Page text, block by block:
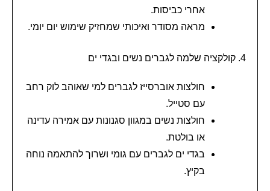
אחרי כביסות.
מראה מסודר ואיכותי שמחזיק שימוש יום יומי.
4. קולקציה שלמה לגברים נשים ובגדי ים
חולצות אוברסייז לגברים למי שאוהב לוק רחב
עם סטייל.
חולצות נשים במגוון סגנונות עם אמירה עדינה
או בולטת.
בגדי ים לגברים עם גומי ושרוך להתאמה נוחה
בקיץ.